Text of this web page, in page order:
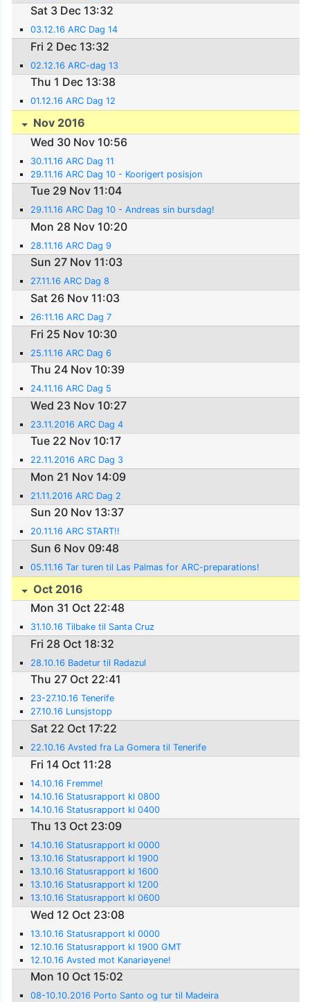
Sat 3 Dec 13:32
03.12.16 ARC Dag 14
Fri 2 Dec 13:32
02.12.16 ARC-dag 13
Thu 1 Dec 13:38
01.12.16 ARC Dag 12
Nov 2016
Wed 30 Nov 10:56
30.11.16 ARC Dag 11
29.11.16 ARC Dag 10 - Koorigert posisjon
Tue 29 Nov 11:04
29.11.16 ARC Dag 10 - Andreas sin bursdag!
Mon 28 Nov 10:20
28.11.16 ARC Dag 9
Sun 27 Nov 11:03
27.11.16 ARC Dag 8
Sat 26 Nov 11:03
26:11.16 ARC Dag 7
Fri 25 Nov 10:30
25.11.16 ARC Dag 6
Thu 24 Nov 10:39
24.11.16 ARC Dag 5
Wed 23 Nov 10:27
23.11.2016 ARC Dag 4
Tue 22 Nov 10:17
22.11.2016 ARC Dag 3
Mon 21 Nov 14:09
21.11.2016 ARC Dag 2
Sun 20 Nov 13:37
20.11.16 ARC START!!
Sun 6 Nov 09:48
05.11.16 Tar turen til Las Palmas for ARC-preparations!
Oct 2016
Mon 31 Oct 22:48
31.10.16 Tilbake til Santa Cruz
Fri 28 Oct 18:32
28.10.16 Badetur til Radazul
Thu 27 Oct 22:41
23-27.10.16 Tenerife
27.10.16 Lunsjstopp
Sat 22 Oct 17:22
22.10.16 Avsted fra La Gomera til Tenerife
Fri 14 Oct 11:28
14.10.16 Fremme!
14.10.16 Statusrapport kl 0800
14.10.16 Statusrapport kl 0400
Thu 13 Oct 23:09
14.10.16 Statusrapport kl 0000
13.10.16 Statusrapport kl 1900
13.10.16 Statusrapport kl 1600
13.10.16 Statusrapport kl 1200
13.10.16 Statusrapport kl 0600
Wed 12 Oct 23:08
13.10.16 Statusrapport kl 0000
12.10.16 Statusrapport kl 1900 GMT
12.10.16 Avsted mot Kanariøyene!
Mon 10 Oct 15:02
08-10.10.2016 Porto Santo og tur til Madeira